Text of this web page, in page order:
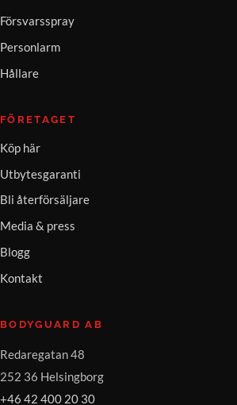
Försvarsspray
Personlarm
Hållare
FÖRETAGET
Köp här
Utbytesgaranti
Bli återförsäljare
Media & press
Blogg
Kontakt
BODYGUARD AB
Redaregatan 48
252 36 Helsingborg
+46 42 400 20 30